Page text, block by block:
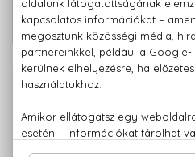
Mr.
100% eredeti termékek,
Kérdésed van, elakadtál? Hívd
779 1926